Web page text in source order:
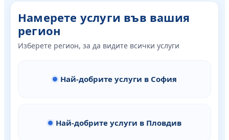
Намерете услуги във вашия
регион
Изберете регион, за да видите всички услуги
Най-добрите услуги в София
Най-добрите услуги в Пловдив